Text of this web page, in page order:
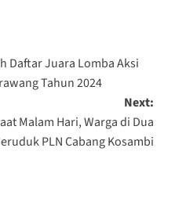
Daftar Juara Lomba Aksi
Tahun 2024
Next:
Malam Hari, Warga di Dua
PLN Cabang Kosambi